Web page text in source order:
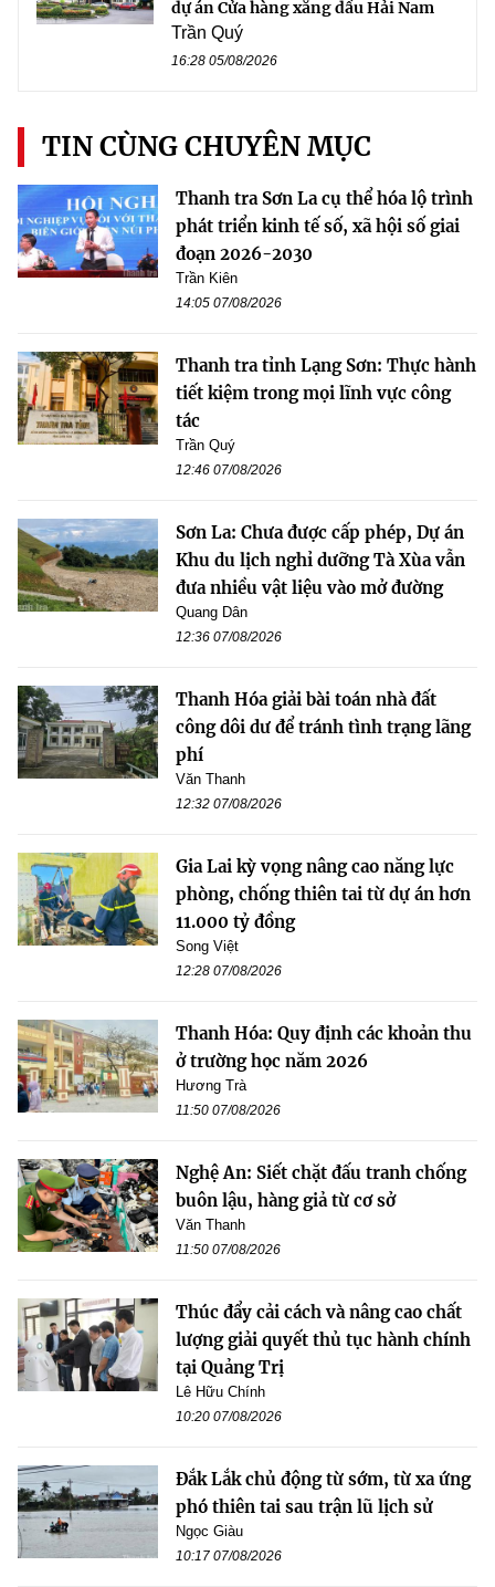
dự án Cửa hàng xăng dầu Hải Nam
Trần Quý
16:28 05/08/2026
TIN CÙNG CHUYÊN MỤC
Thanh tra Sơn La cụ thể hóa lộ trình
phát triển kinh tế số, xã hội số giai
đoạn 2026-2030
Trần Kiên
14:05 07/08/2026
Thanh tra tỉnh Lạng Sơn: Thực hành
tiết kiệm trong mọi lĩnh vực công
tác
Trần Quý
12:46 07/08/2026
Sơn La: Chưa được cấp phép, Dự án
Khu du lịch nghỉ dưỡng Tà Xùa vẫn
đưa nhiều vật liệu vào mở đường
Quang Dân
12:36 07/08/2026
Thanh Hóa giải bài toán nhà đất
công dôi dư để tránh tình trạng lãng
phí
Văn Thanh
12:32 07/08/2026
Gia Lai kỳ vọng nâng cao năng lực
phòng, chống thiên tai từ dự án hơn
11.000 tỷ đồng
Song Việt
12:28 07/08/2026
Thanh Hóa: Quy định các khoản thu
ở trường học năm 2026
Hương Trà
11:50 07/08/2026
Nghệ An: Siết chặt đấu tranh chống
buôn lậu, hàng giả từ cơ sở
Văn Thanh
11:50 07/08/2026
Thúc đẩy cải cách và nâng cao chất
lượng giải quyết thủ tục hành chính
tại Quảng Trị
Lê Hữu Chính
10:20 07/08/2026
Đắk Lắk chủ động từ sớm, từ xa ứng
phó thiên tai sau trận lũ lịch sử
Ngọc Giàu
10:17 07/08/2026